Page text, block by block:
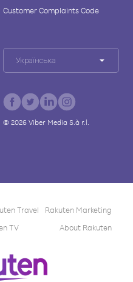
Customer Complaints Code
Українська
© 2026Viber Media S.à r.l.
Travel
Rakuten Marketing
TV About Rakuten